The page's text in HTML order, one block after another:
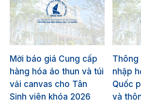
Mời báo giá Cung cấp
hàng hóa áo thun và túi
vải canvas cho Tân
Sinh viên khóa 2026
Thông
nhập
Quốc
và